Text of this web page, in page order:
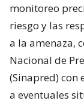
monitoreo
riesgo y las
a la amenaza,
Nacional de
(Sinapred) con
a eventuales